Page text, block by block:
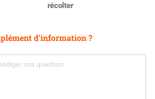
récolter
d'information ?